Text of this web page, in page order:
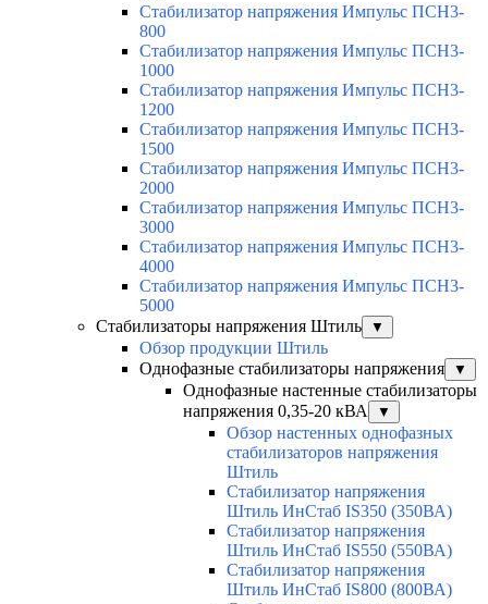
Стабилизатор напряжения Импульс ПСН3-
800
Стабилизатор напряжения Импульс ПСН3-
1000
Стабилизатор напряжения Импульс ПСН3-
1200
Стабилизатор напряжения Импульс ПСН3-
1500
Стабилизатор напряжения Импульс ПСН3-
2000
Стабилизатор напряжения Импульс ПСН3-
3000
Стабилизатор напряжения Импульс ПСН3-
4000
Стабилизатор напряжения Импульс ПСН3-
5000
Стабилизаторы напряжения Штиль
▼
Обзор продукции Штиль
Однофазные стабилизаторы напряжения
▼
Однофазные настенные стабилизаторы
напряжения 0,35-20 кВА
▼
Обзор настенных однофазных
стабилизаторов напряжения
Штиль
Стабилизатор напряжения
Штиль ИнСтаб IS350 (350ВА)
Стабилизатор напряжения
Штиль ИнСтаб IS550 (550ВА)
Стабилизатор напряжения
Штиль ИнСтаб IS800 (800ВА)